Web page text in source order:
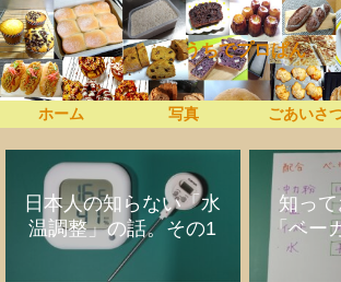
うちでプロぱん
ホーム 写真 ごあいさ
日本人の知らない「水
温調整」の話。その1
知っ
「ベー